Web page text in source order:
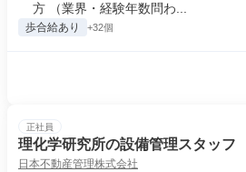
方 （業界・経験年数問わ...
歩合給あり +32個
正社員
理化学研究所の設備管理スタッフ
日本不動産管理株式会社